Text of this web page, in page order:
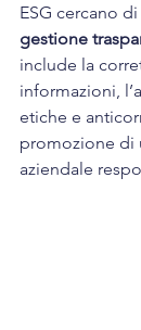
ESG cercano
gestione
include la
informazioni,
etiche e
promozione di
aziendale